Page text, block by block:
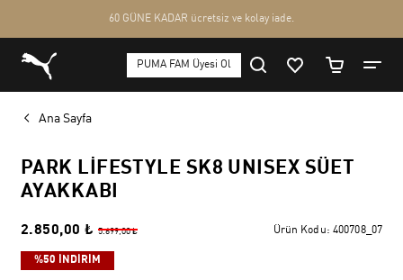
Ana Sayfa
PARK LIFESTYLE SK8 UNISEX SÜET
AYAKKABI
2.850,00 ₺ 5.699,00 ₺ Ürün Kodu: 400708_07
%50 İNDİRİM